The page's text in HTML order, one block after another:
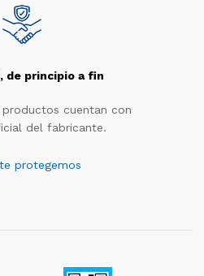
de principio a fin
cuentan con
del fabricante.
protegemos